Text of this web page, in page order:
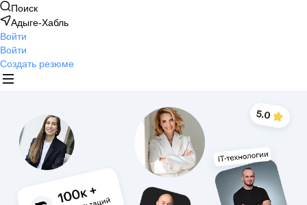
Поиск
Адыге-Хабль
Войти
Войти
Создать резюме